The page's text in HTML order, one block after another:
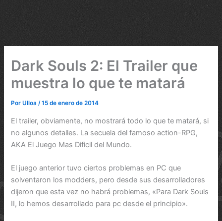
Dark Souls 2: El Trailer que
muestra lo que te matará
PorUlloa/15 de enero de 2014
El trailer, obviamente, no mostrará todo lo que te matará, si
no algunos detalles. La secuela del famoso action-RPG,
AKA El Juego Mas Dificil del Mundo.
El juego anterior tuvo ciertos problemas en PC que
solventaron los modders, pero desde sus desarrolladores
dijeron que esta vez no habrá problemas, «Para Dark Souls
II, lo hemos desarrollado para pc desde el principio».